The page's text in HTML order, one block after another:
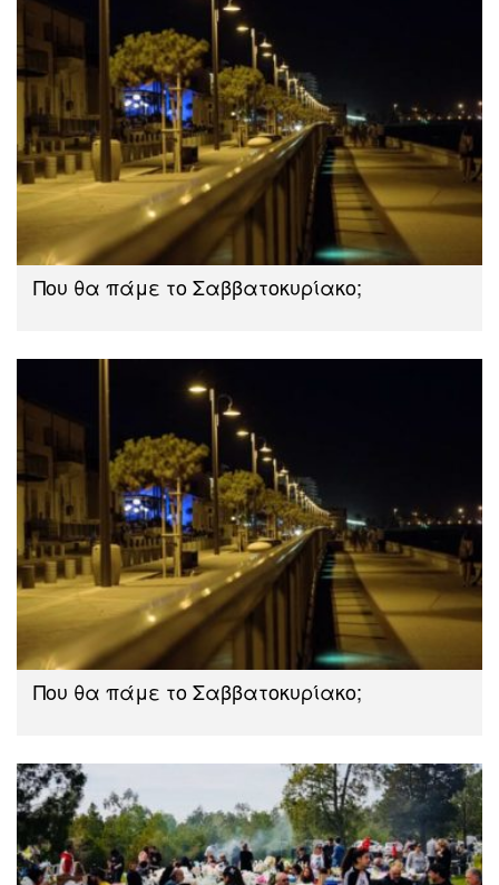
Που θα πάμε το Σαββατοκυρίακο;
Που θα πάμε το Σαββατοκυρίακο;